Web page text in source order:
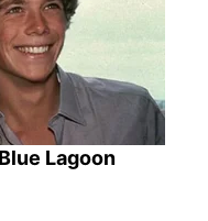
Lagoon